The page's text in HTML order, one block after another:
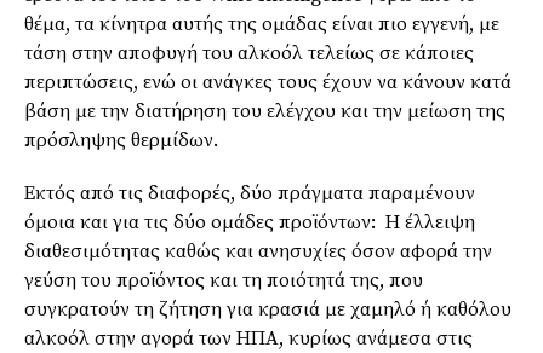
θέμα, τα κίνητρα αυτής της ομάδας είναι πιο εγγενή, με
τάση στην αποφυγή του αλκοόλ τελείως σε κάποιες
περιπτώσεις, ενώ οι ανάγκες τους έχουν να κάνουν κατά
βάση με την διατήρηση του ελέγχου και την μείωση της
πρόσληψης θερμίδων.
Εκτός από τις διαφορές, δύο πράγματα παραμένουν
όμοια και για τις δύο ομάδες προϊόντων: Η έλλειψη
διαθεσιμότητας καθώς και ανησυχίες όσον αφορά την
γεύση του προϊόντος και τη ποιότητά της, που
συγκρατούν τη ζήτηση για κρασιά με χαμηλό ή καθόλου
αλκοόλ στην αγορά των ΗΠΑ, κυρίως ανάμεσα στις